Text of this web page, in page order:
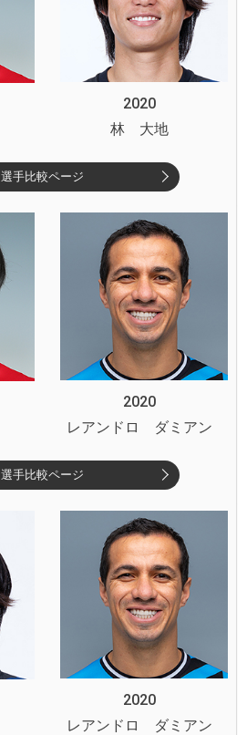
2020
林 大地
選手比較ページ
2020
レアンドロ ダミアン
選手比較ページ
2020
レアンドロ ダミアン